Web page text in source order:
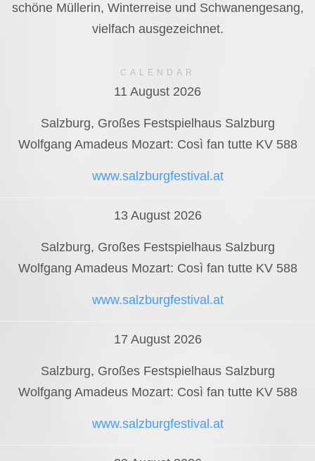
schöne Müllerin, Winterreise und Schwanengesang,
vielfach ausgezeichnet.
CALENDAR
11 August 2026
Salzburg, Großes Festspielhaus Salzburg
Wolfgang Amadeus Mozart: Così fan tutte KV 588
www.salzburgfestival.at
13 August 2026
Salzburg, Großes Festspielhaus Salzburg
Wolfgang Amadeus Mozart: Così fan tutte KV 588
www.salzburgfestival.at
17 August 2026
Salzburg, Großes Festspielhaus Salzburg
Wolfgang Amadeus Mozart: Così fan tutte KV 588
www.salzburgfestival.at